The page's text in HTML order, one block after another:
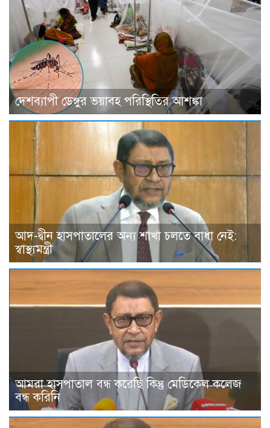
দেশব্যাপী ডেঙ্গুর ভয়াবহ পরিস্থিতির আশঙ্কা
আদ-দ্বীন হাসপাতালের অন্য শাখা চলতে বাধা নেই:
স্বাস্থ্যমন্ত্রী
আমরা হাসপাতাল বন্ধ করেছি কিন্তু মেডিকেল কলেজ
বন্ধ করিনি